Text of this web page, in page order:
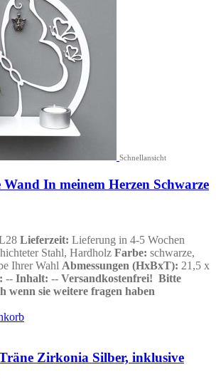
Schnellansicht
In meinem Herzen Schwarze
Lieferzeit: Lieferung in 4-5 Wochen
Stahl, Hardholz Farbe: schwarze,
Ihrer Wahl Abmessungen (HxBxT): 21,5 x
-- Inhalt: -- Versandkostenfrei! Bitte
wenn sie weitere fragen haben
Zirkonia Silber, inklusive